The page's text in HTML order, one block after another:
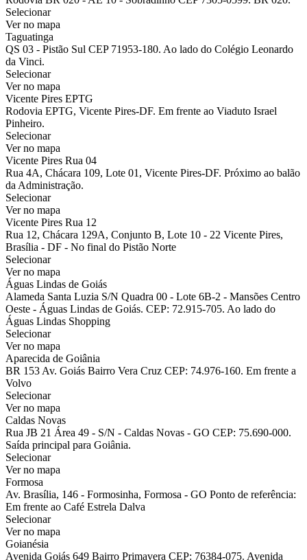
Selecionar
Ver no mapa
Taguatinga
QS 03 - Pistão Sul CEP 71953-180. Ao lado do Colégio Leonardo
da Vinci.
Selecionar
Ver no mapa
Vicente Pires EPTG
Rodovia EPTG, Vicente Pires-DF. Em frente ao Viaduto Israel
Pinheiro.
Selecionar
Ver no mapa
Vicente Pires Rua 04
Rua 4A, Chácara 109, Lote 01, Vicente Pires-DF. Próximo ao balão
da Administração.
Selecionar
Ver no mapa
Vicente Pires Rua 12
Rua 12, Chácara 129A, Conjunto B, Lote 10 - 22 Vicente Pires,
Brasília - DF - No final do Pistão Norte
Selecionar
Ver no mapa
Águas Lindas de Goiás
Alameda Santa Luzia S/N Quadra 00 - Lote 6B-2 - Mansões Centro
Oeste - Águas Lindas de Goiás. CEP: 72.915-705. Ao lado do
Águas Lindas Shopping
Selecionar
Ver no mapa
Aparecida de Goiânia
BR 153 Av. Goiás Bairro Vera Cruz CEP: 74.976-160. Em frente a
Volvo
Selecionar
Ver no mapa
Caldas Novas
Rua JB 21 Área 49 - S/N - Caldas Novas - GO CEP: 75.690-000.
Saída principal para Goiânia.
Selecionar
Ver no mapa
Formosa
Av. Brasília, 146 - Formosinha, Formosa - GO Ponto de referência:
Em frente ao Café Estrela Dalva
Selecionar
Ver no mapa
Goianésia
Avenida Goiás 649 Bairro Primavera CEP: 76384-075. Avenida